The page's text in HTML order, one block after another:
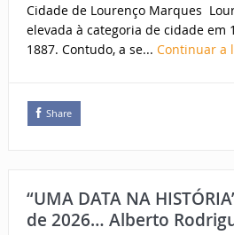
Cidade de Lourenço Marques
elevada à categoria de cidade em
1887. Contudo, a se... Continuar a
Share
“UMA DATA NA
de 2026… Alberto